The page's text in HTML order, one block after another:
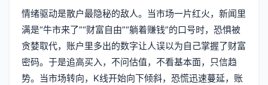
情绪驱动是散户最隐秘的敌人。当市场一片红火，新闻里
满是“牛市来了”“财富自由”“躺着赚钱”的口号时，恐惧被
贪婪取代，账户里多出的数字让人误以为自己掌握了财富
密码。于是追高买入，不问估值，不看基本面，只信趋
势。当市场转向，K线开始向下倾斜，恐慌迅速蔓延，账